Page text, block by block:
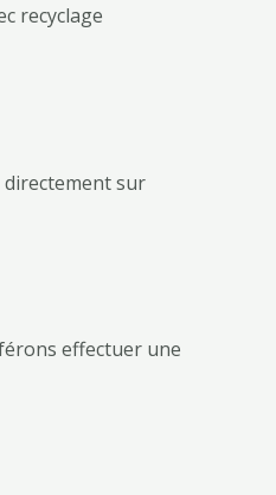
recyclage
directement sur
effectuer une